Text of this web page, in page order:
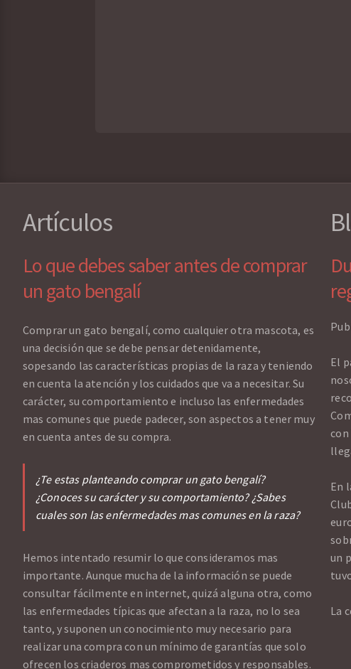
Artículos
Lo que debes saber antes de comprar
un gato bengalí
Comprar un gato bengalí, como cualquier otra mascota, es
una decisión que se debe pensar detenidamente,
sopesando las características propias de la raza y teniendo
en cuenta la atención y los cuidados que va a necesitar. Su
carácter, su comportamiento e incluso las enfermedades
mas comunes que puede padecer, son aspectos a tener muy
en cuenta antes de su compra.
¿Te estas planteando comprar un gato bengalí?
¿Conoces su carácter y su comportamiento? ¿Sabes
cuales son las enfermedades mas comunes en la raza?
Hemos intentado resumir lo que consideramos mas
importante. Aunque mucha de la información se puede
consultar fácilmente en internet, quizá alguna otra, como
las enfermedades típicas que afectan a la raza, no lo sea
tanto, y suponen un conocimiento muy necesario para
realizar una compra con un mínimo de garantías que solo
ofrecen los criaderos mas comprometidos y responsables.
El
En
un
La